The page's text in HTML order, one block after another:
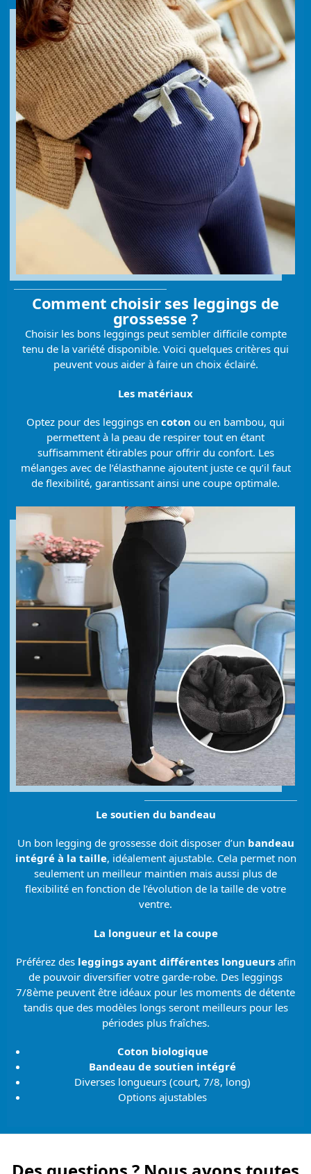
Comment choisir ses leggings de
grossesse ?
Choisir les bons leggings peut sembler difficile compte
tenu de la variété disponible. Voici quelques critères qui
peuvent vous aider à faire un choix éclairé.
Les matériaux
Optez pour des leggings en coton ou en bambou, qui
permettent à la peau de respirer tout en étant
suffisamment étirables pour offrir du confort. Les
mélanges avec de l’élasthanne ajoutent juste ce qu’il faut
de flexibilité, garantissant ainsi une coupe optimale.
Le soutien du bandeau
Un bon legging de grossesse doit disposer d’un bandeau
intégré à la taille, idéalement ajustable. Cela permet non
seulement un meilleur maintien mais aussi plus de
flexibilité en fonction de l’évolution de la taille de votre
ventre.
La longueur et la coupe
Préférez des leggings ayant différentes longueursafin
de pouvoir diversifier votre garde-robe. Des leggings
7/8ème peuvent être idéaux pour les moments de détente
tandis que des modèles longs seront meilleurs pour les
périodes plus fraîches.
Coton biologique
Bandeau de soutien intégré
Diverses longueurs (court, 7/8, long)
Options ajustables